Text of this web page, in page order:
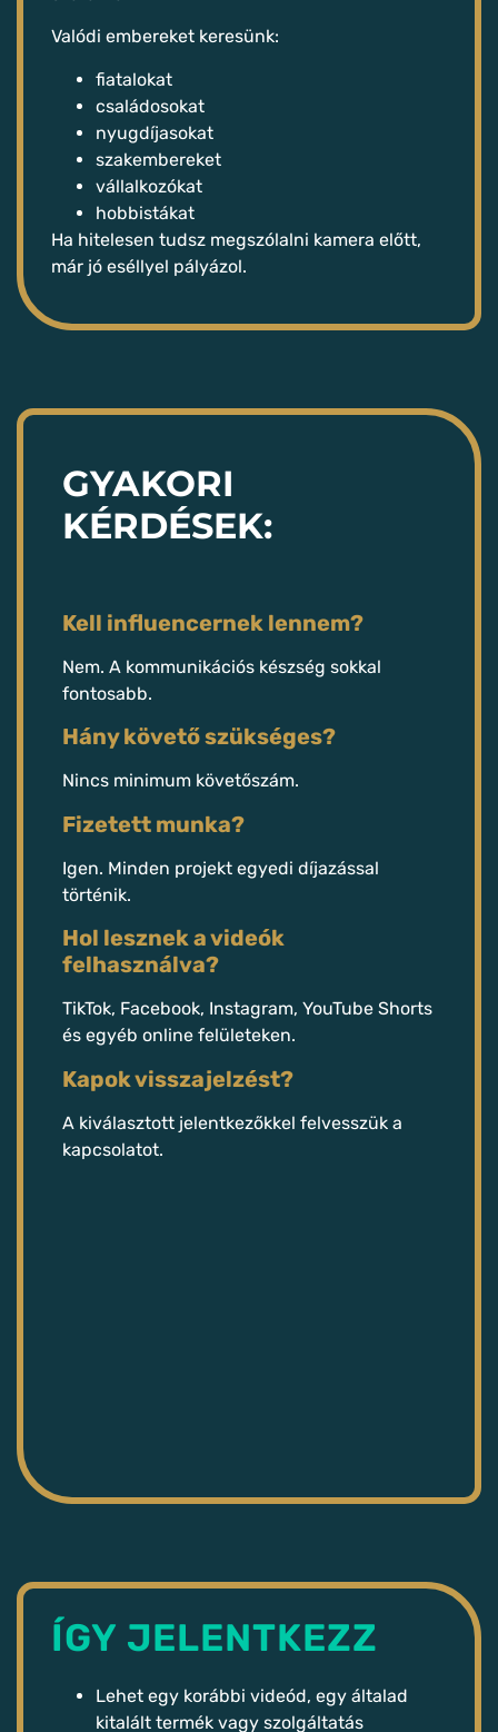
Valódi embereket keresünk:
fiatalokat
családosokat
nyugdíjasokat
szakembereket
vállalkozókat
hobbistákat
Ha hitelesen tudsz megszólalni kamera előtt,
már jó eséllyel pályázol.
GYAKORI
KÉRDÉSEK:​​
Kell influencernek lennem?
Nem. A kommunikációs készség sokkal
fontosabb.
Hány követő szükséges?
Nincs minimum követőszám.
Fizetett munka?
Igen. Minden projekt egyedi díjazással
történik.
Hol lesznek a videók
felhasználva?
TikTok, Facebook, Instagram, YouTube Shorts
és egyéb online felületeken.
Kapok visszajelzést?
A kiválasztott jelentkezőkkel felvesszük a
kapcsolatot.
ÍGY JELENTKEZZ
Lehet egy korábbi videód, egy általad
kitalált termék vagy szolgáltatás